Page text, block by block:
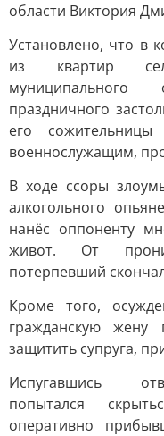
области Виктория
Установлено, что в
из квартир
праздничного
его
военнослужащим,
В ходе ссоры
алкогольного
нанёс оппоненту
живот. От
потерпевший
Кроме того,
гражданскую жену
защитить супруга,
Испугавшись
попытался
оперативно